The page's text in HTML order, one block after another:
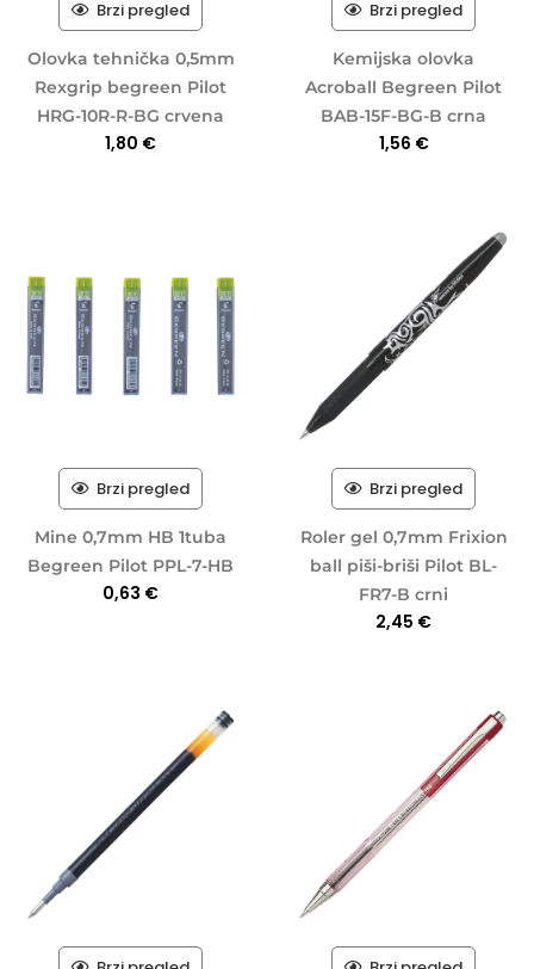
Brzi pregled
Olovka tehnička 0,5mm
Rexgrip begreen Pilot
HRG-10R-R-BG crvena
1,80 €
Brzi pregled
Kemijska olovka
Acroball Begreen Pilot
BAB-15F-BG-B crna
1,56 €
Brzi pregled
Mine 0,7mm HB 1tuba
Begreen Pilot PPL-7-HB
0,63 €
Brzi pregled
Roler gel 0,7mm Frixion
ball piši-briši Pilot BL-
FR7-B crni
2,45 €